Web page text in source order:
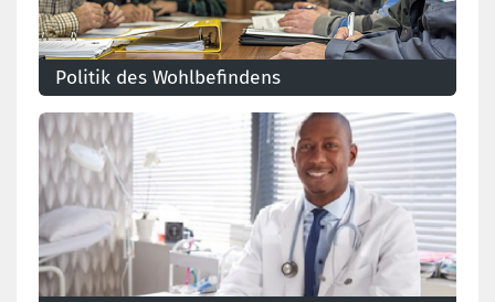
Politik des Wohlbefindens
Die Organisation der Politik des Wohlbefindens, die
Rolle der internen und externen Dienste für die
Gefahrenverhütung und den Schutz am Arbeitsplatz